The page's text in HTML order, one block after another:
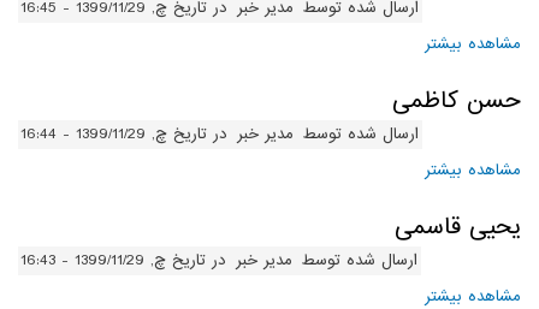
ارسال شده توسط مدیر خبر در تاریخ چ, 1399/11/29 - 16:45
مشاهده بیشتر
حسن کاظمی
ارسال شده توسط مدیر خبر در تاریخ چ, 1399/11/29 - 16:44
مشاهده بیشتر
یحیی قاسمی
ارسال شده توسط مدیر خبر در تاریخ چ, 1399/11/29 - 16:43
مشاهده بیشتر